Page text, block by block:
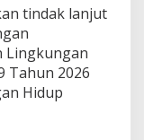
tindak lanjut
Lingkungan
Tahun 2026
Hidup